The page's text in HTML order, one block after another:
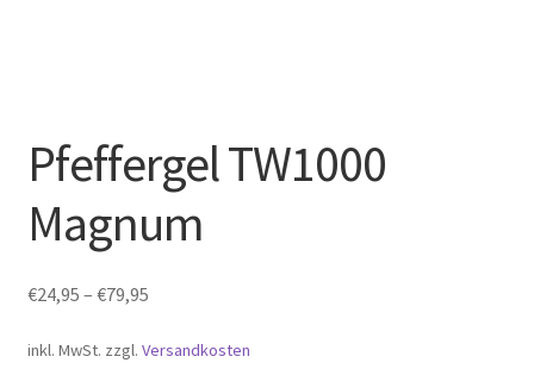
Angebote
Gutschein
Ratgeber
Über Carl Stieß
Pfeffergel TW1000
Magnum
€24,95 – €79,95
inkl. MwSt. zzgl. Versandkosten